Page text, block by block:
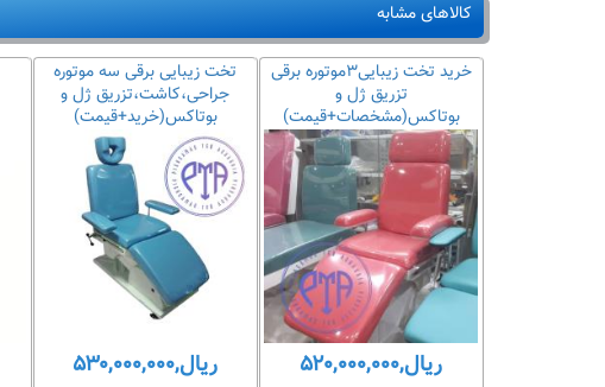
کالاهای مشابه
تخت زیبایی برقی سه موتوره
جراحی،کاشت،تزریق ژل و
بوتاکس(خرید+قیمت)
ریال,۵۳۰,۰۰۰,۰۰۰
خرید تخت زیبایی۳موتوره برقی
تزریق ژل و
بوتاکس(مشخصات+قیمت)
ریال,۵۲۰,۰۰۰,۰۰۰